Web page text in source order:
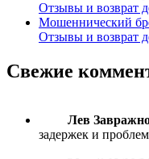
Отзывы и возврат
Мошеннический
Отзывы и возврат
Свежие
Лев
задержек и проблем